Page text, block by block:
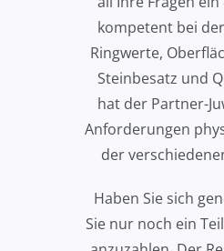
kompetent bei
Ringwerte,
Steinbesatz und
hat der Partner-
Anforderungen
der
Haben Sie sich
Sie nur noch ein